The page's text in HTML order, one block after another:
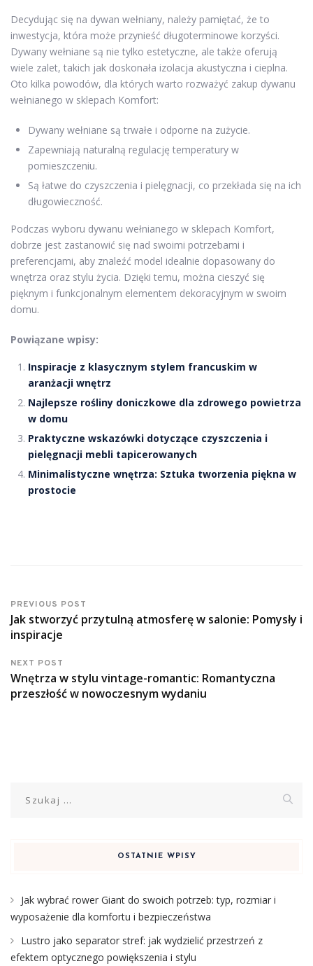
Decydując się na dywan wełniany, należy pamiętać, że to
inwestycja, która może przynieść długoterminowe korzyści.
Dywany wełniane są nie tylko estetyczne, ale także oferują
wiele zalet, takich jak doskonała izolacja akustyczna i cieplna.
Oto kilka powodów, dla których warto rozważyć zakup dywanu
wełnianego w sklepach Komfort:
Dywany wełniane są trwałe i odporne na zużycie.
Zapewniają naturalną regulację temperatury w
pomieszczeniu.
Są łatwe do czyszczenia i pielęgnacji, co przekłada się na ich
długowieczność.
Podczas wyboru dywanu wełnianego w sklepach Komfort,
dobrze jest zastanowić się nad swoimi potrzebami i
preferencjami, aby znaleźć model idealnie dopasowany do
wnętrza oraz stylu życia. Dzięki temu, można cieszyć się
pięknym i funkcjonalnym elementem dekoracyjnym w swoim
domu.
Powiązane wpisy:
Inspiracje z klasycznym stylem francuskim w
aranżacji wnętrz
Najlepsze rośliny doniczkowe dla zdrowego powietrza
w domu
Praktyczne wskazówki dotyczące czyszczenia i
pielęgnacji mebli tapicerowanych
Minimalistyczne wnętrza: Sztuka tworzenia piękna w
prostocie
PREVIOUS POST
Jak stworzyć przytulną atmosferę w salonie: Pomysły i
inspiracje
NEXT POST
Wnętrza w stylu vintage-romantic: Romantyczna
przeszłość w nowoczesnym wydaniu
OSTATNIE WPISY
Jak wybrać rower Giant do swoich potrzeb: typ, rozmiar i
wyposażenie dla komfortu i bezpieczeństwa
Lustro jako separator stref: jak wydzielić przestrzeń z
efektem optycznego powiększenia i stylu